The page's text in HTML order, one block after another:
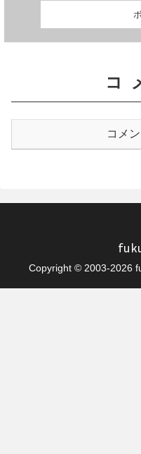
コ
コメ
Copyright © 2003-2026